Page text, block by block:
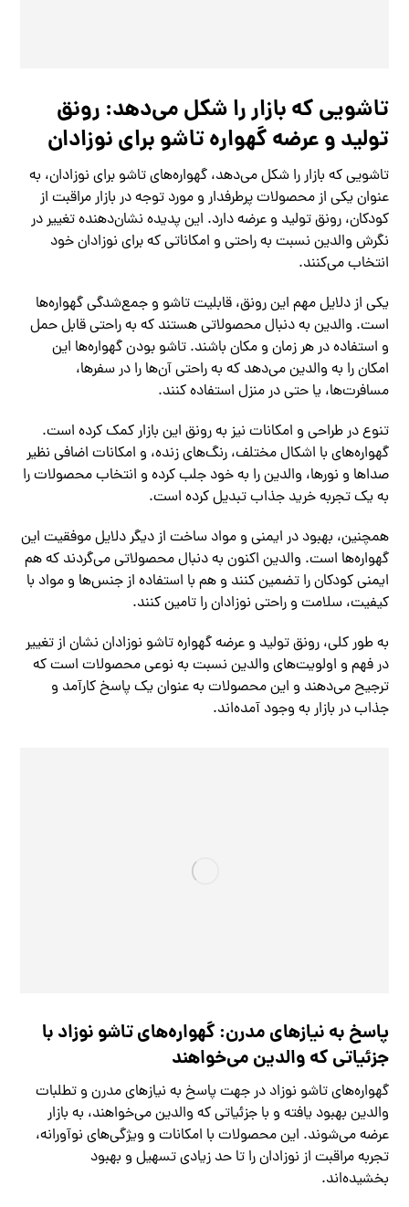
تاشویی که بازار را شکل می‌دهد: رونق
تولید و عرضه گهواره تاشو برای نوزادان
تاشویی که بازار را شکل می‌دهد، گهواره‌های تاشو برای نوزادان، به
عنوان یکی از محصولات پرطرفدار و مورد توجه در بازار مراقبت از
کودکان، رونق تولید و عرضه دارد. این پدیده نشان‌دهنده تغییر در
نگرش والدین نسبت به راحتی و امکاناتی که برای نوزادان خود
انتخاب می‌کنند.
یکی از دلایل مهم این رونق، قابلیت تاشو و جمع‌شدگی گهواره‌ها
است. والدین به دنبال محصولاتی هستند که به راحتی قابل حمل
و استفاده در هر زمان و مکان باشند. تاشو بودن گهواره‌ها این
امکان را به والدین می‌دهد که به راحتی آن‌ها را در سفرها،
مسافرت‌ها، یا حتی در منزل استفاده کنند.
تنوع در طراحی و امکانات نیز به رونق این بازار کمک کرده است.
گهواره‌های با اشکال مختلف، رنگ‌های زنده، و امکانات اضافی نظیر
صداها و نورها، والدین را به خود جلب کرده و انتخاب محصولات را
به یک تجربه خرید جذاب تبدیل کرده است.
همچنین، بهبود در ایمنی و مواد ساخت از دیگر دلایل موفقیت این
گهواره‌ها است. والدین اکنون به دنبال محصولاتی می‌گردند که هم
ایمنی کودکان را تضمین کنند و هم با استفاده از جنس‌ها و مواد با
کیفیت، سلامت و راحتی نوزادان را تامین کنند.
به طور کلی، رونق تولید و عرضه گهواره تاشو نوزادان نشان از تغییر
در فهم و اولویت‌های والدین نسبت به نوعی محصولات است که
ترجیح می‌دهند و این محصولات به عنوان یک پاسخ کارآمد و
جذاب در بازار به وجود آمده‌اند.
پاسخ به نیازهای مدرن: گهواره‌های تاشو نوزاد با
جزئیاتی که والدین می‌خواهند
گهواره‌های تاشو نوزاد در جهت پاسخ به نیازهای مدرن و تطلبات
والدین بهبود یافته و با جزئیاتی که والدین می‌خواهند، به بازار
عرضه می‌شوند. این محصولات با امکانات و ویژگی‌های نوآورانه،
تجربه مراقبت از نوزادان را تا حد زیادی تسهیل و بهبود
بخشیده‌اند.